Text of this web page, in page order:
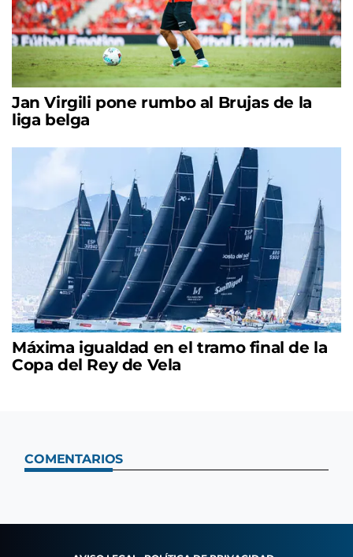
Jan Virgili pone rumbo al Brujas de la
liga belga
Máxima igualdad en el tramo final de la
Copa del Rey de Vela
COMENTARIOS